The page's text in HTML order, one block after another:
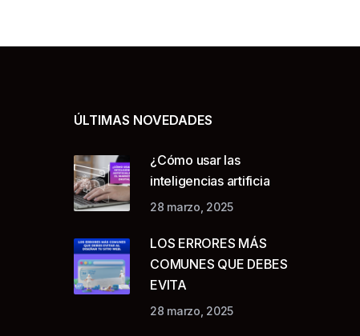
ÚLTIMAS NOVEDADES
¿Cómo usar las
inteligencias artificia
28 marzo, 2025
LOS ERRORES MÁS
COMUNES QUE DEBES
EVITA
28 marzo, 2025